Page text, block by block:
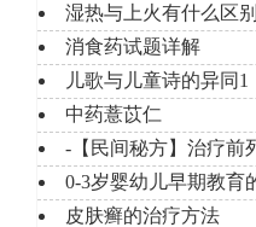
湿热与上火有什么区别
消食药试题详解
儿歌与儿童诗的异同1
中药薏苡仁
-【民间秘方】治疗前
0-3岁婴幼儿早期教育
皮肤癣的治疗方法